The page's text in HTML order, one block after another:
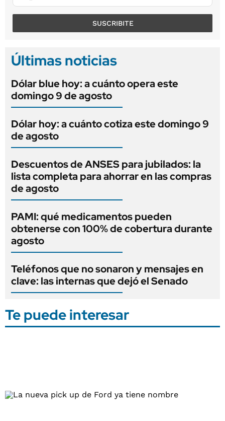
SUSCRIBITE
Últimas noticias
Dólar blue hoy: a cuánto opera este
domingo 9 de agosto
Dólar hoy: a cuánto cotiza este domingo 9
de agosto
Descuentos de ANSES para jubilados: la
lista completa para ahorrar en las compras
de agosto
PAMI: qué medicamentos pueden
obtenerse con 100% de cobertura durante
agosto
Teléfonos que no sonaron y mensajes en
clave: las internas que dejó el Senado
Te puede interesar